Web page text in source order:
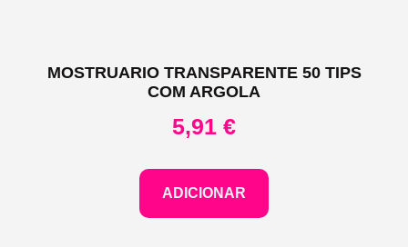
MOSTRUARIO TRANSPARENTE 50 TIPS
COM ARGOLA
5,91 €
ADICIONAR